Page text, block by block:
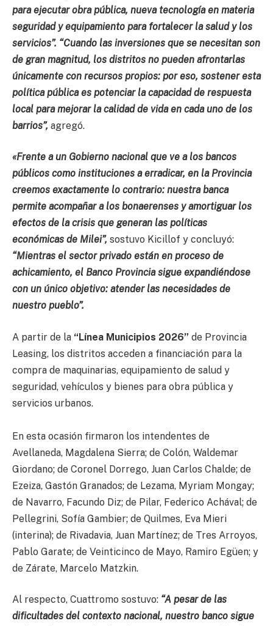
para ejecutar obra pública, nueva tecnología en materia
seguridad y equipamiento para fortalecer la salud y los
servicios”. “Cuando las inversiones que se necesitan son
de gran magnitud, los distritos no pueden afrontarlas
únicamente con recursos propios: por eso, sostener esta
política pública es potenciar la capacidad de respuesta
local para mejorar la calidad de vida en cada uno de los
barrios”, agregó.
«Frente a un Gobierno nacional que ve a los bancos
públicos como instituciones a erradicar, en la Provincia
creemos exactamente lo contrario: nuestra banca
permite acompañar a los bonaerenses y amortiguar los
efectos de la crisis que generan las políticas
económicas de Milei”, sostuvo Kicillof y concluyó:
“Mientras el sector privado están en proceso de
achicamiento, el Banco Provincia sigue expandiéndose
con un único objetivo: atender las necesidades de
nuestro pueblo”.
A partir de la “Línea Municipios 2026” de Provincia
Leasing, los distritos acceden a financiación para la
compra de maquinarias, equipamiento de salud y
seguridad, vehículos y bienes para obra pública y
servicios urbanos.
En esta ocasión firmaron los intendentes de
Avellaneda, Magdalena Sierra; de Colón, Waldemar
Giordano; de Coronel Dorrego, Juan Carlos Chalde; de
Ezeiza, Gastón Granados; de Lezama, Myriam Mongay;
de Navarro, Facundo Diz; de Pilar, Federico Achával; de
Pellegrini, Sofía Gambier; de Quilmes, Eva Mieri
(interina); de Rivadavia, Juan Martínez; de Tres Arroyos,
Pablo Garate; de Veinticinco de Mayo, Ramiro Egüen; y
de Zárate, Marcelo Matzkin.
Al respecto, Cuattromo sostuvo: “A pesar de las
dificultades del contexto nacional, nuestro banco sigue